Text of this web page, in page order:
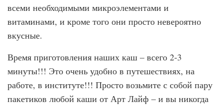
всеми необходимыми микроэлементами и
витаминами, и кроме того они просто невероятно
вкусные.
Время приготовления наших каш – всего 2-3
минуты!!! Это очень удобно в путешествиях, на
работе, в институте!!! Просто возьмите с собой пару
пакетиков любой каши от Арт Лайф – и вы никогда